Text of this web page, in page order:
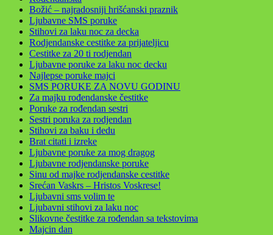
Božić – najradosniji hrišćanski praznik
Ljubavne SMS poruke
Stihovi za laku noc za decka
Rodjendanske cestitke za prijateljicu
Cestitke za 20 ti rodjendan
Ljubavne poruke za laku noc decku
Najlepse poruke majci
SMS PORUKE ZA NOVU GODINU
Za majku rođendanske čestitke
Poruke za rođendan sestri
Sestri poruka za rodjendan
Stihovi za baku i dedu
Brat citati i izreke
Ljubavne poruke za mog dragog
Ljubavne rodjendanske poruke
Sinu od majke rodjendanske cestitke
Srećan Vaskrs – Hristos Voskrese!
Ljubavni sms volim te
Ljubavni stihovi za laku noc
Slikovne čestitke za rođendan sa tekstovima
Majcin dan